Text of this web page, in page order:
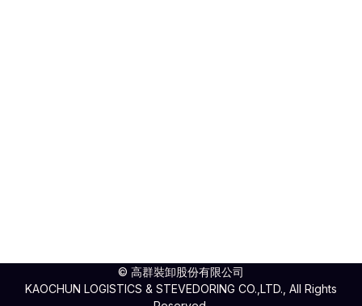
Designed ByHTML CodexDistributed ByThemeWagon
© 高群裝卸股份有限公司
KAOCHUN LOGISTICS & STEVEDORING CO.,LTD., All Rights